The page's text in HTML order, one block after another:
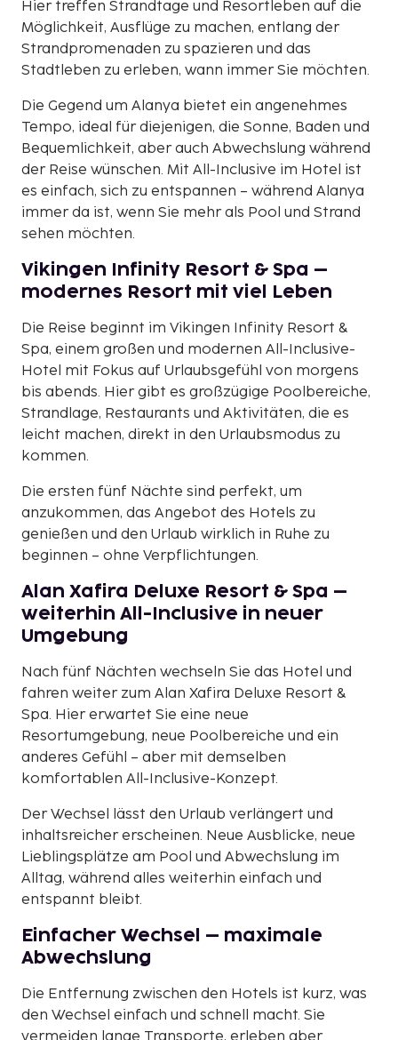
Hier treffen Strandtage und Resortleben auf die
Möglichkeit, Ausflüge zu machen, entlang der
Strandpromenaden zu spazieren und das
Stadtleben zu erleben, wann immer Sie möchten.
Die Gegend um Alanya bietet ein angenehmes
Tempo, ideal für diejenigen, die Sonne, Baden und
Bequemlichkeit, aber auch Abwechslung während
der Reise wünschen. Mit All-Inclusive im Hotel ist
es einfach, sich zu entspannen – während Alanya
immer da ist, wenn Sie mehr als Pool und Strand
sehen möchten.
Vikingen Infinity Resort & Spa –
modernes Resort mit viel Leben
Die Reise beginnt im Vikingen Infinity Resort &
Spa, einem großen und modernen All-Inclusive-
Hotel mit Fokus auf Urlaubsgefühl von morgens
bis abends. Hier gibt es großzügige Poolbereiche,
Strandlage, Restaurants und Aktivitäten, die es
leicht machen, direkt in den Urlaubsmodus zu
kommen.
Die ersten fünf Nächte sind perfekt, um
anzukommen, das Angebot des Hotels zu
genießen und den Urlaub wirklich in Ruhe zu
beginnen – ohne Verpflichtungen.
Alan Xafira Deluxe Resort & Spa –
weiterhin All-Inclusive in neuer
Umgebung
Nach fünf Nächten wechseln Sie das Hotel und
fahren weiter zum Alan Xafira Deluxe Resort &
Spa. Hier erwartet Sie eine neue
Resortumgebung, neue Poolbereiche und ein
anderes Gefühl – aber mit demselben
komfortablen All-Inclusive-Konzept.
Der Wechsel lässt den Urlaub verlängert und
inhaltsreicher erscheinen. Neue Ausblicke, neue
Lieblingsplätze am Pool und Abwechslung im
Alltag, während alles weiterhin einfach und
entspannt bleibt.
Einfacher Wechsel – maximale
Abwechslung
Die Entfernung zwischen den Hotels ist kurz, was
den Wechsel einfach und schnell macht. Sie